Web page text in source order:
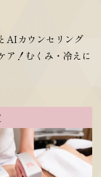
AIカウンセリング
ア！むくみ・冷えに